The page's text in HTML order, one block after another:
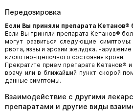
Передозировка
Если Вы приняли препарата
Если Вы приняли препарата Кетанов®
могут развиться следующие
рвота, язвы и эрозии желудка,
кислотно-щелочного состояния крови.
Прекратите прием препарата Кетанов®
врачу или в ближайший пункт скорой
данные симптомы.
Взаимодействие с другими
препаратами и другие виды